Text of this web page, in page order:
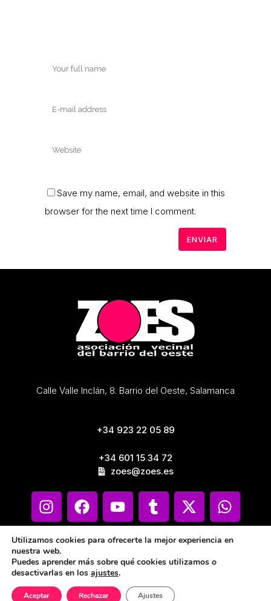
Save my name, email, and website in this
browser for the next time I comment.
Calle Valle Inclán, 8. Barrio del Oeste, Salamanca
+34 923 22 05 89
+34 601 15 34 72
zoes@zoes.es
Utilizamos cookies para ofrecerte la mejor experiencia en
nuestra web.
Puedes aprender más sobre qué cookies utilizamos o
desactivarlas en los ajustes.
Aceptar Rechazar Ajustes